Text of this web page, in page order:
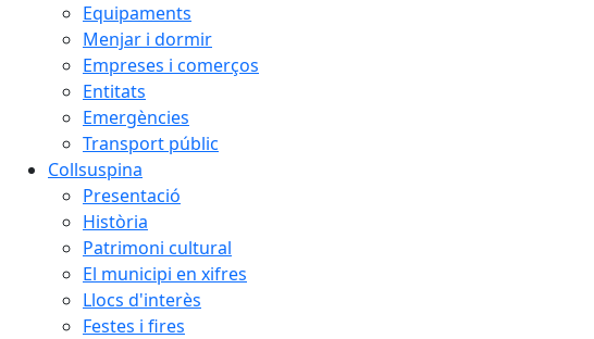
Equipaments
Menjar i dormir
Empreses i comerços
Entitats
Emergències
Transport públic
Collsuspina
Presentació
Història
Patrimoni cultural
El municipi en xifres
Llocs d'interès
Festes i fires